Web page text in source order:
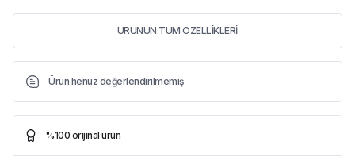
ÜRÜNÜN TÜM ÖZELLİKLERİ
Ürün henüz değerlendirilmemiş
%100 orijinal ürün